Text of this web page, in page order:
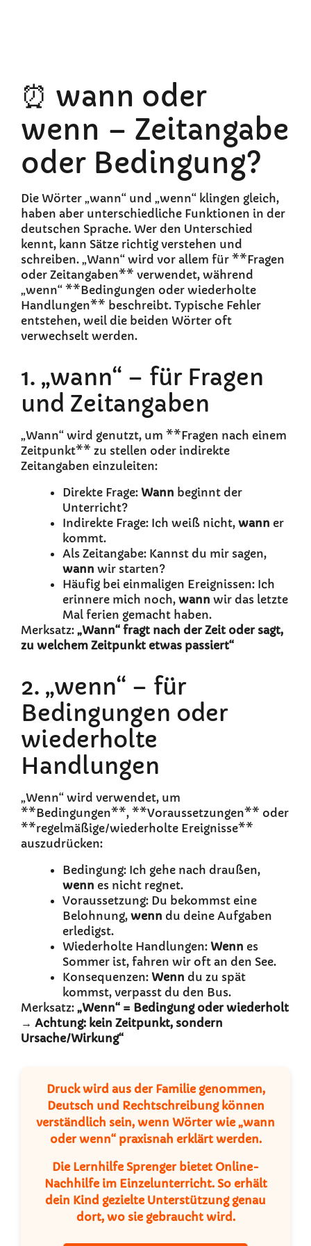
⏰ wann oder
wenn – Zeitangabe
oder Bedingung?
Die Wörter „wann“ und „wenn“ klingen gleich,
haben aber unterschiedliche Funktionen in der
deutschen Sprache. Wer den Unterschied
kennt, kann Sätze richtig verstehen und
schreiben. „Wann“ wird vor allem für **Fragen
oder Zeitangaben** verwendet, während
„wenn“ **Bedingungen oder wiederholte
Handlungen** beschreibt. Typische Fehler
entstehen, weil die beiden Wörter oft
verwechselt werden.
1. „wann“ – für Fragen
und Zeitangaben
„Wann“ wird genutzt, um **Fragen nach einem
Zeitpunkt** zu stellen oder indirekte
Zeitangaben einzuleiten:
Direkte Frage: Wann beginnt der
Unterricht?
Indirekte Frage: Ich weiß nicht, wann er
kommt.
Als Zeitangabe: Kannst du mir sagen,
wann wir starten?
Häufig bei einmaligen Ereignissen: Ich
erinnere mich noch, wann wir das letzte
Mal ferien gemacht haben.
Merksatz: „Wann“ fragt nach der Zeit oder sagt,
zu welchem Zeitpunkt etwas passiert“
2. „wenn“ – für
Bedingungen oder
wiederholte
Handlungen
„Wenn“ wird verwendet, um
**Bedingungen**, **Voraussetzungen** oder
**regelmäßige/wiederholte Ereignisse**
auszudrücken:
Bedingung: Ich gehe nach draußen,
wenn es nicht regnet.
Voraussetzung: Du bekommst eine
Belohnung, wenn du deine Aufgaben
erledigst.
Wiederholte Handlungen: Wenn es
Sommer ist, fahren wir oft an den See.
Konsequenzen: Wenn du zu spät
kommst, verpasst du den Bus.
Merksatz: „Wenn“ = Bedingung oder wiederholt
→ Achtung: kein Zeitpunkt, sondern
Ursache/Wirkung“
Druck wird aus der Familie genommen,
Deutsch und Rechtschreibungkönnen
verständlich sein, wenn Wörter wie „wann
oder wenn“ praxisnah erklärt werden.
Die Lernhilfe Sprengerbietet Online-
Nachhilfe im Einzelunterricht. So erhält
dein Kind gezielte Unterstützung genau
dort, wo sie gebraucht wird.